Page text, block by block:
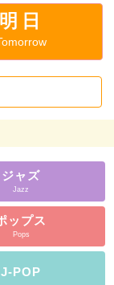
明日
ジャズ
Jazz
ップス
Pops
J-POP